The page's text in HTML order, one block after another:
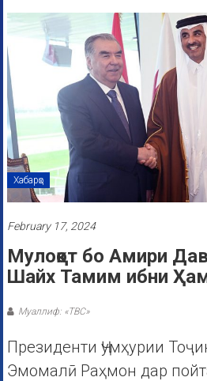
Хабарҳо
February 17, 2024
Мулоқот бо Амири
Шайх Тамим ибни
Муаллиф: «ТВС»
Президенти Ҷумҳурии
Эмомалӣ Раҳмон дар